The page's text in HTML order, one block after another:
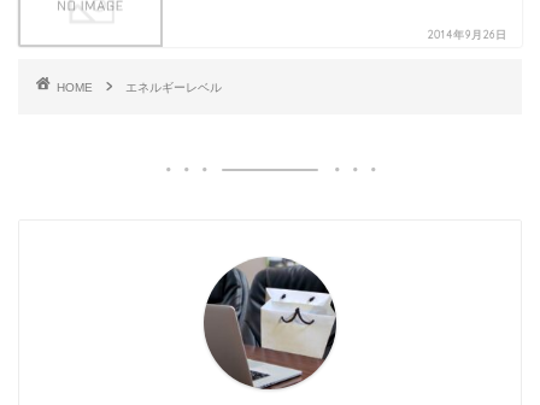
2014年9月26日
HOME エネルギーレベル